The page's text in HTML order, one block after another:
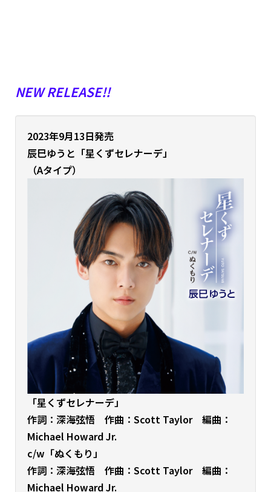
NEW RELEASE!!
2023年9月13日発売
辰巳ゆうと 「星くずセレナーデ」
（Aタイプ）
「星くずセレナーデ」
作詞：深海弦悟 作曲：Scott Taylor 編曲：
Michael Howard Jr.
c/w「ぬくもり」
作詞：深海弦悟 作曲：Scott Taylor 編曲：
Michael Howard Jr.